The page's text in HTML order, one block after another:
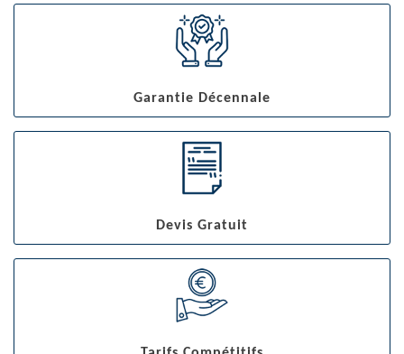
Garantie Décennale
Devis Gratuit